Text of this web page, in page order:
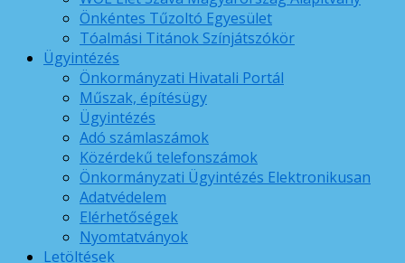
Önkéntes Tűzoltó Egyesület
Tóalmási Titánok Színjátszókör
Ügyintézés
Önkormányzati Hivatali Portál
Műszak, építésügy
Ügyintézés
Adó számlaszámok
Közérdekű telefonszámok
Önkormányzati Ügyintézés Elektronikusan
Adatvédelem
Elérhetőségek
Nyomtatványok
Letöltések